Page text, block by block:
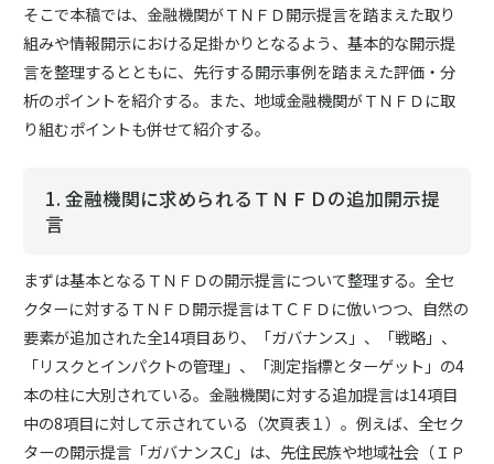
そこで本稿では、金融機関がＴＮＦＤ開示提言を踏まえた取り
組みや情報開示における足掛かりとなるよう、基本的な開示提
言を整理するとともに、先行する開示事例を踏まえた評価・分
析のポイントを紹介する。また、地域金融機関がＴＮＦＤに取
り組むポイントも併せて紹介する。
1. 金融機関に求められるＴＮＦＤの追加開示提
言
まずは基本となるＴＮＦＤの開示提言について整理する。全セ
クターに対するＴＮＦＤ開示提言はＴＣＦＤに倣いつつ、自然の
要素が追加された全14項目あり、「ガバナンス」、「戦略」、
「リスクとインパクトの管理」、「測定指標とターゲット」の4
本の柱に大別されている。金融機関に対する追加提言は14項目
中の8項目に対して示されている（次頁表１）。例えば、全セク
ターの開示提言「ガバナンスC」は、先住民族や地域社会（ＩＰ